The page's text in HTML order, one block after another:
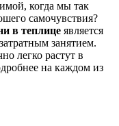
когда мы так
самочувствия?
в теплице является
занятием.
легко растут в
на каждом из